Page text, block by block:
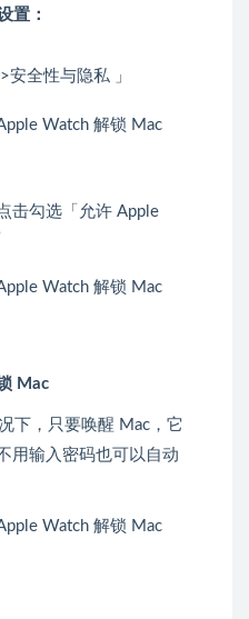
置：
全性与隐私 」
击勾选「允许 Apple
Mac
下，只要唤醒 Mac，它
用输入密码也可以自动